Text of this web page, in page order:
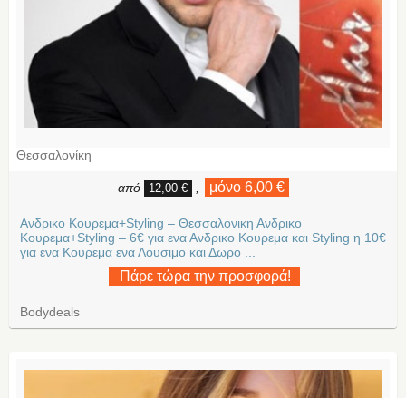
Θεσσαλονίκη
από 12,00 € μόνο 6,00 €
Ανδρικο Κουρεμα+Styling – Θεσσαλονικη Ανδρικο
Κουρεμα+Styling – 6€ για ενα Ανδρικο Κουρεμα και Styling η 10€
για ενα Κουρεμα ενα Λουσιμο και Δωρο ...
Πάρε τώρα την προσφορά!
Bodydeals